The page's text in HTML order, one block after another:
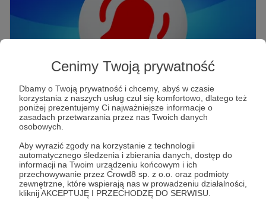
Cenimy Twoją prywatność
Dbamy o Twoją prywatność i chcemy, abyś w czasie
korzystania z naszych usług czuł się komfortowo, dlatego też
poniżej prezentujemy Ci najważniejsze informacje o
zasadach przetwarzania przez nas Twoich danych
osobowych.
Aby wyrazić zgody na korzystanie z technologii
automatycznego śledzenia i zbierania danych, dostęp do
informacji na Twoim urządzeniu końcowym i ich
przechowywanie przez Crowd8 sp. z o.o. oraz podmioty
zewnętrzne, które wspierają nas w prowadzeniu działalności,
kliknij AKCEPTUJĘ I PRZECHODZĘ DO SERWISU.
02.04.2026 ● Brak komentarzy
🧐 Jak zarabiać na YouTube?
Najskuteczniejsze metody monetyzacji
Jak zarabiać na YouTube? Poznaj skuteczne metody
monetyzacji kanału! Zarabiaj na reklamach, programie
partnerskim i własnych produktach. Zbuduj społeczność i
zarabiaj!